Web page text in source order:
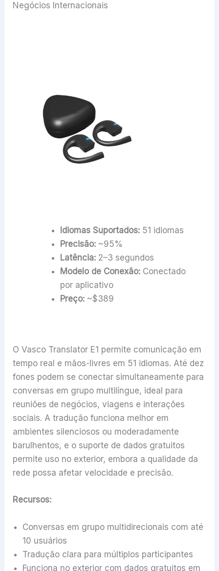
Negócios Internacionais
Idiomas Suportados:51 idiomas
Precisão:~95%
Latência:2–3 segundos
Modelo de Conexão:Conectado
por aplicativo
Preço:~$389
O Vasco Translator E1 permite comunicação em
tempo real e mãos-livres em 51 idiomas. Até dez
fones podem se conectar simultaneamente para
conversas em grupo multilíngue, ideal para
reuniões de negócios, viagens e interações
sociais. A tradução funciona melhor em
ambientes silenciosos ou moderadamente
barulhentos, e o suporte de dados gratuitos
permite uso no exterior, embora a qualidade da
rede possa afetar velocidade e precisão.
Recursos:
Conversas em grupo multidirecionais com até
10 usuários
Tradução clara para múltiplos participantes
Funciona no exterior com dados gratuitos em